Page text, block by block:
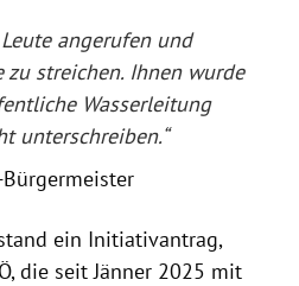
angerufen und
streichen. Ihnen wurde
Wasserleitung
unterschreiben.“
Bürgermeister
ein Initiativantrag,
die seit Jänner 2025 mit